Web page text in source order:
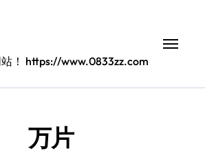
！ https://www.0833zz.com
万片